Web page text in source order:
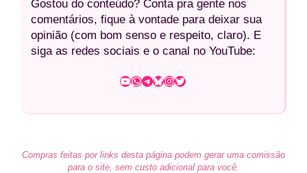
Gostou do conteúdo? Conta pra gente nos
comentários, fique à vontade para deixar sua
opinião (com bom senso e respeito, claro). E
siga as redes sociais e o canal no YouTube:
Youtube WhatsApp TelegramBluesky InstagramTwitter
Compras feitas por links desta página podem gerar uma comissão
para o site, sem custo adicional para você.